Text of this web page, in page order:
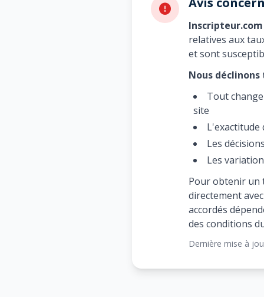
Inscripteur.com
relatives aux
et sont
Nous
Tout
site
Les
Les
Pour obtenir un
directement
accordés
des conditions
Dernière mise à